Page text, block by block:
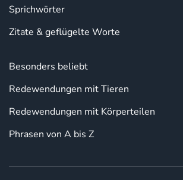
Sprichwörter
Zitate & geflügelte Worte
Besonders beliebt
Redewendungen mit Tieren
Redewendungen mit Körperteilen
Phrasen von A bis Z